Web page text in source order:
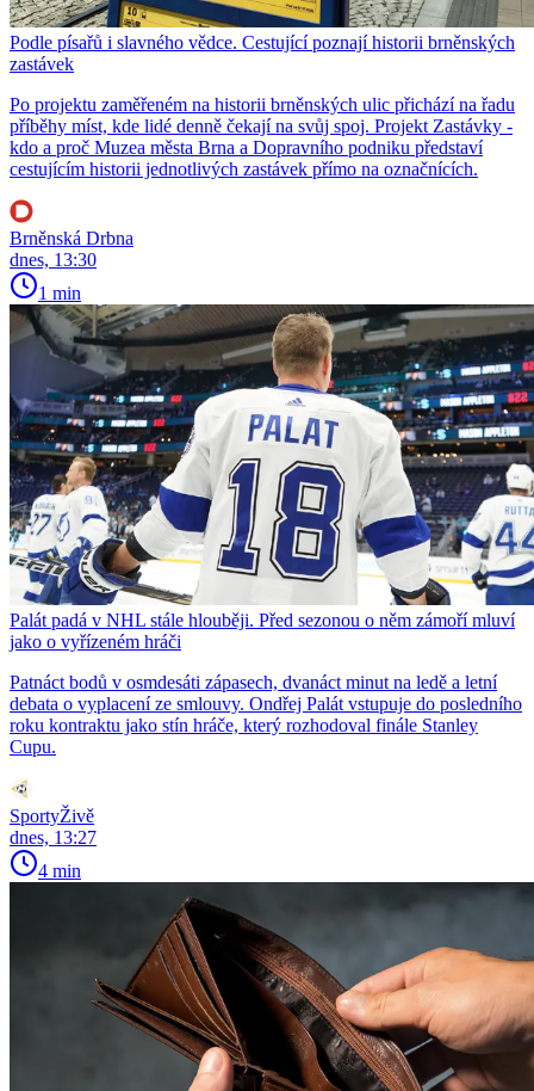
Podle písařů i slavného vědce. Cestující poznají historii brněnských
zastávek
Po projektu zaměřeném na historii brněnských ulic přichází na řadu
příběhy míst, kde lidé denně čekají na svůj spoj. Projekt Zastávky -
kdo a proč Muzea města Brna a Dopravního podniku představí
cestujícím historii jednotlivých zastávek přímo na označnících.
Brněnská Drbna
dnes, 13:30
1 min
Palát padá v NHL stále hlouběji. Před sezonou o něm zámoří mluví
jako o vyřízeném hráči
Patnáct bodů v osmdesáti zápasech, dvanáct minut na ledě a letní
debata o vyplacení ze smlouvy. Ondřej Palát vstupuje do posledního
roku kontraktu jako stín hráče, který rozhodoval finále Stanley
Cupu.
SportyŽivě
dnes, 13:27
4 min